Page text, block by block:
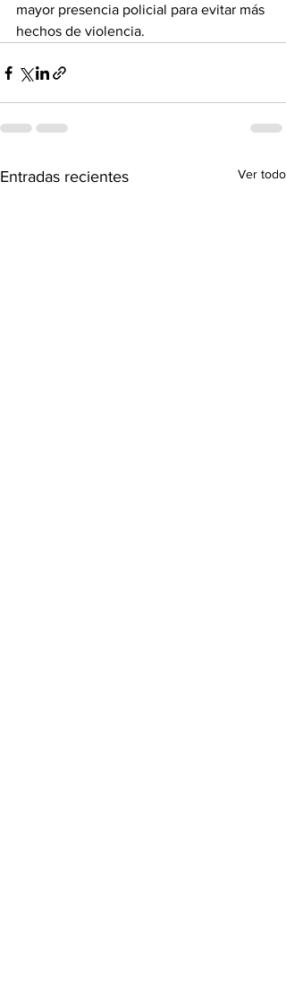
mayor presencia policial para evitar más
hechos de violencia.
Entradas recientes Ver todo